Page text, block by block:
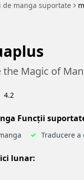
de manga suportate
the Magic of
4.2
Funcții
Traducere
lunar: